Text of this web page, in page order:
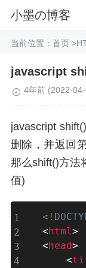
小墨の博客
当前位置： 首页 >
javascript
4年前 (2022-
javascript
删除，并返回
那么shift()方法
值)
<html>
<head>
<